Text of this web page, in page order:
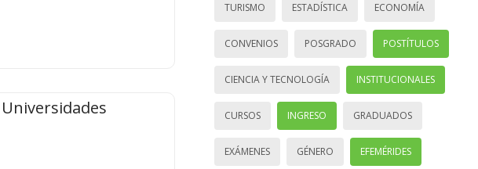
TURISMO ESTADÍSTICA ECONOMÍA
CONVENIOS POSGRADO POSTÍTULOS
CIENCIA Y TECNOLOGÍA INSTITUCIONALES
CURSOS INGRESO GRADUADOS
EXÁMENES GÉNERO EFEMÉRIDES